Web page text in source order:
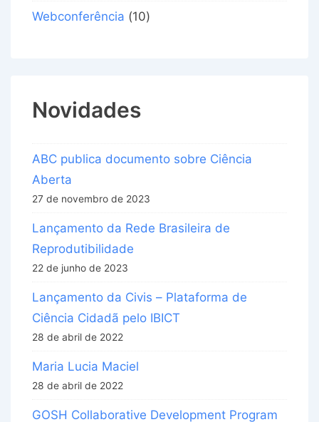
Webconferência (10)
Novidades
ABC publica documento sobre Ciência
Aberta
27 de novembro de 2023
Lançamento da Rede Brasileira de
Reprodutibilidade
22 de junho de 2023
Lançamento da Civis – Plataforma de
Ciência Cidadã pelo IBICT
28 de abril de 2022
Maria Lucia Maciel
28 de abril de 2022
GOSH Collaborative Development Program